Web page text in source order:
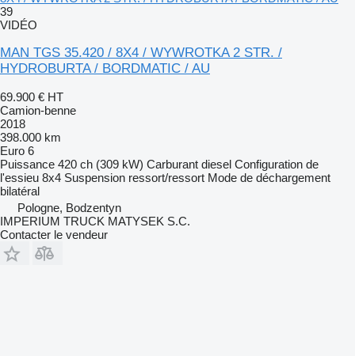
39
VIDÉO
MAN TGS 35.420 / 8X4 / WYWROTKA 2 STR. /
HYDROBURTA / BORDMATIC / AU
69.900 € HT
Camion-benne
2018
398.000 km
Euro 6
Puissance 420 ch (309 kW) Carburant diesel Configuration de
l'essieu 8x4 Suspension ressort/ressort Mode de déchargement
bilatéral
Pologne, Bodzentyn
IMPERIUM TRUCK MATYSEK S.C.
Contacter le vendeur